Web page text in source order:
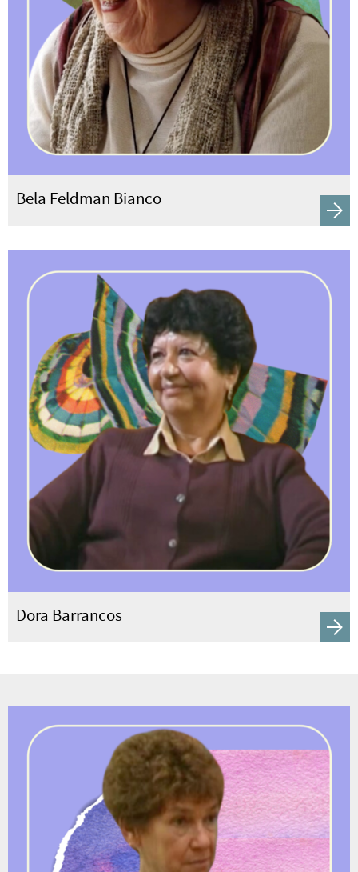
Bela Feldman Bianco
Dora Barrancos